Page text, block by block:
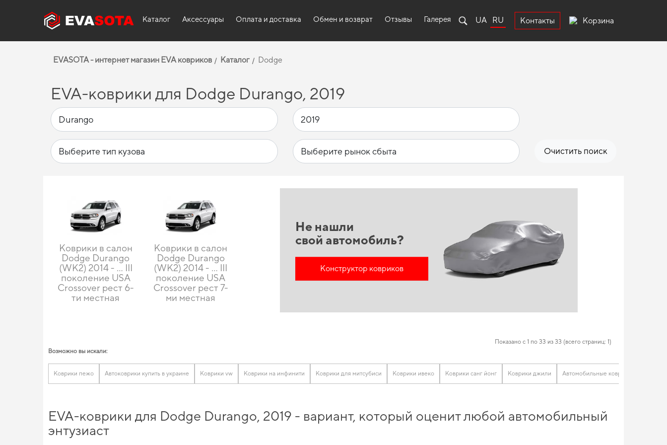
Каталог Аксессуары Оплата и доставка Обмен и возврат Отзывы Галерея UA RU Контакты Корзина
EVASOTA - интернет магазин EVA ковриков Каталог Dodge
EVA-коврики для Dodge Durango, 2019
Очистить поиск
Коврики в салон
Dodge Durango
(WK2) 2014 - … III
поколение USA
Crossover рест 6-
ти местная
Коврики в салон
Dodge Durango
(WK2) 2014 - … III
поколение USA
Crossover рест 7-
ми местная
Не нашли
свой автомобиль?
Конструктор ковриков
Показано с 1 по 33 из 33 (всего страниц: 1)
Возможно вы искали:
Коврики пежо Автоковрики купить в украине Коврики vw Коврики на инфинити Коврики для митсубиси Коврики ивеко Коврики санг йонг Коврики джили Автомобильные коврики volvo
EVA-коврики для Dodge Durango, 2019 - вариант, который оценит любой автомобильный
энтузиаст